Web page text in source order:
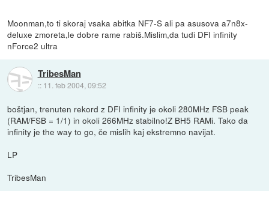
Moonman,to ti skoraj vsaka abitka NF7-S ali pa asusova a7n8x-
deluxe zmoreta,le dobre rame rabiš.Mislim,da tudi DFI infinity
nForce2 ultra
TribesMan
:: 11. feb 2004, 09:52
boštjan, trenuten rekord z DFI infinity je okoli 280MHz FSB peak
(RAM/FSB = 1/1) in okoli 266MHz stabilno!Z BH5 RAMi. Tako da
infinity je the way to go, če mislih kaj ekstremno navijat.
LP
TribesMan